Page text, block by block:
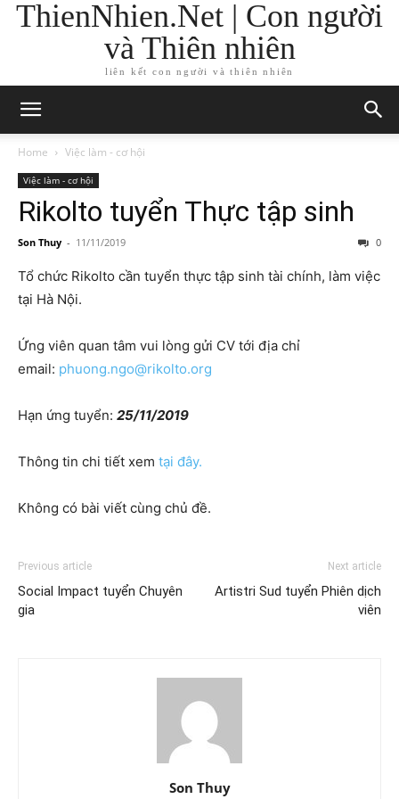
ThienNhien.Net | Con người
và Thiên nhiên
liên kết con người và thiên nhiên
Home Việc làm - cơ hội
Việc làm - cơ hội
Rikolto tuyển Thực tập sinh
Son Thuy - 11/11/2019 0
Tổ chức Rikolto cần tuyển thực tập sinh tài chính, làm việc
tại Hà Nội.
Ứng viên quan tâm vui lòng gửi CV tới địa chỉ
email: phuong.ngo@rikolto.org
Hạn ứng tuyển: 25/11/2019
Thông tin chi tiết xem tại đây.
Không có bài viết cùng chủ đề.
Previous article
Social Impact tuyển Chuyên
gia
Next article
Artistri Sud tuyển Phiên dịch
viên
Son Thuy